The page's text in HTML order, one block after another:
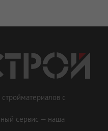
с
сервис — наша